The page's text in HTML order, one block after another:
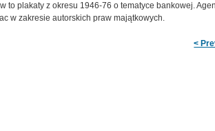
to plakaty z okresu 1946-76 o tematyce bankowej.
w zakresie autorskich praw majątkowych.
<